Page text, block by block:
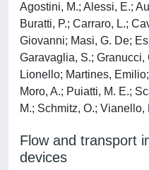
Agostini, M.; Alessi, E.;
Buratti, P.; Carraro, L.;
Giovanni; Masi, G. De;
Garavaglia, S.; Granucci,
Lionello; Martines,
Moro, A.; Puiatti, M. E.;
M.; Schmitz, O.; Vianello,
Flow and transport
devices